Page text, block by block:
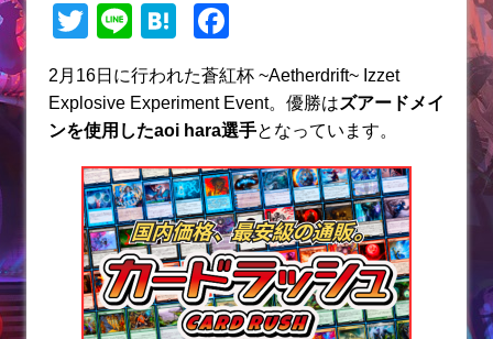
T
w
itt
er
Li
n
e
H
at
e
n
a
a
c
e
b
o
o
k
2月16日に行われた蒼紅杯 ~Aetherdrift~ Izzet
Explosive Experiment Event。優勝はズアードメイ
ンを使用したaoi hara選手となっています。